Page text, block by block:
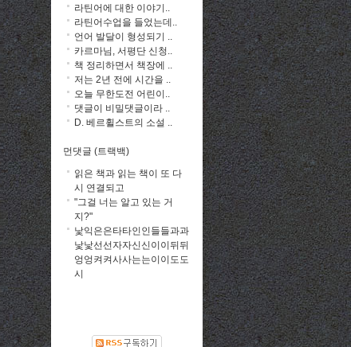
라틴어에 대한 이야기..
라틴어수업을 들었는데..
언어 발달이 형성되기 ..
카르마님, 서평단 신청..
책 정리하면서 책장에 ..
저는 2년 전에 시간을 ..
오늘 무한도전 어린이..
댓글이 비밀댓글이라 ..
D. 베르휠스트의 소설 ..
먼댓글 (트랙백)
읽은 책과 읽는 책이 또 다
시 연결되고
"그걸 너는 알고 있는 거
지?"
낯익은은타타인인들들과과
낯낯선선자자신신이이뒤뒤
엉엉켜켜사사는는이이도도
시